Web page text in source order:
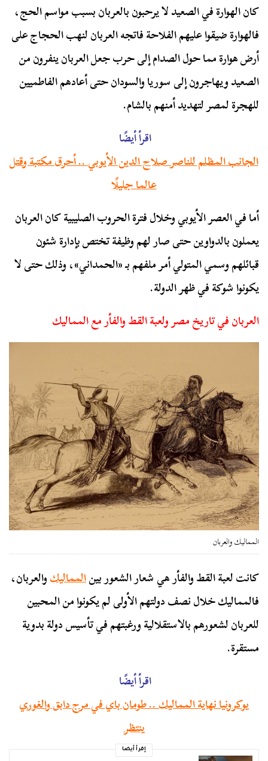
كان الهوارة في الصعيد لا يرحبون بالعربان بسبب مواسم الحج،
فالهوارة ضيقوا عليهم الفلاحة فاتجه العربان لنهب الحجاج على
أرض هوارة مما حول الصدام إلى حرب جعل العربان ينفرون من
الصعيد ويهاجرون إلى سوريا والسودان حتى أعادهم الفاطميين
للهجرة لمصر لتهديد أمنهم بالشام.
اقرأ أيضًا
الجانب المظلم للناصر صلاح الدين الأيوبي .. أحرق مكتبة وقتل
عالما جليلًا
أما في العصر الأيوبي وخلال فترة الحروب الصليبية كان العربان
يعملون بالدواوين حتى صار لهم وظيفة تختص بإدارة شئون
قبائلهم وسمي المتولي أمر ملفهم بـ «الحمداني»، وذلك حتى لا
يكونوا شوكة في ظهر الدولة.
العربان في تاريخ مصر ولعبة القط والفأر مع المماليك
المماليك والعربان
كانت لعبة القط والفأر هي شعار الشعور بينالمماليكوالعربان،
فالمماليك خلال نصف دولتهم الأولى لم يكونوا من المحبين
للعربان لشعورهم بالاستقلالية ورغبتهم في تأسيس دولة بدوية
مستقرة.
اقرأ أيضًا
يوكرونيا نهاية المماليك .. طومان باي في مرج دابق والغوري
ينتظر
إقرأ أيضا